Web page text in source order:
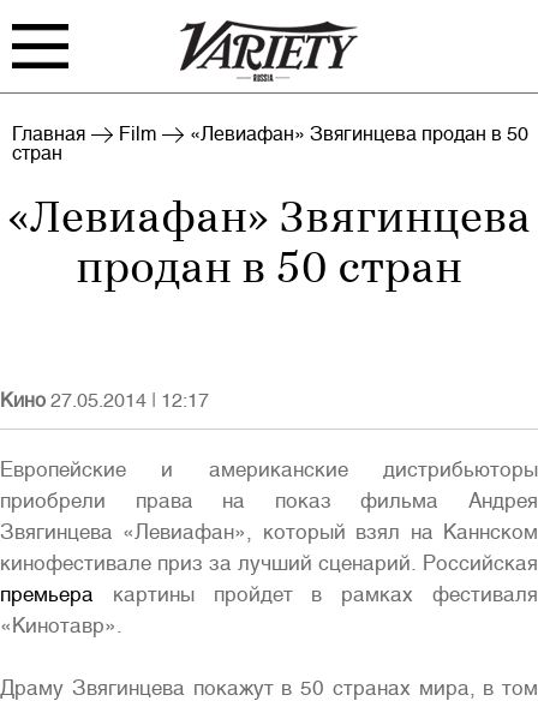
FILM TV
RANKING INDUSTRY
EVENTS ARCHIVE
Войти
Полная версия сайта
Главная Film
«Левиафан» Звягинцева продан в 50
стран
«Левиафан» Звягинцева
продан в 50 стран
Кино 27.05.2014 | 12:17
Европейские и американские дистрибьюторы
приобрели права на показ фильма Андрея
Звягинцева «Левиафан», который взял на Каннском
кинофестивале приз за лучший сценарий. Российская
премьера картины пройдет в рамках фестиваля
«Кинотавр».
Драму Звягинцева покажут в 50 странах мира, в том